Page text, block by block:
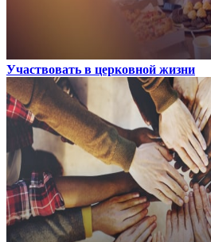
Участвовать в церковной жизни